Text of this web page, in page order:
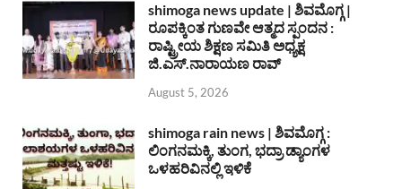
shimoga news update | ಶಿವಮೊಗ್ಗ |
ರೂಪಕ್ಕಿಂತ ಗುಣವೇ ಆತ್ಮದ ಸ್ಪಂದನ :
ರಾಷ್ಟ್ರೀಯ ಶಿಕ್ಷಣ ಸಮಿತಿ ಅಧ್ಯಕ್ಷ
ಜಿ.ಎಸ್.ನಾರಾಯಣ ರಾವ್
August 5, 2026
shimoga rain news | ಶಿವಮೊಗ್ಗ :
ಲಿಂಗನಮಕ್ಕಿ, ತುಂಗ, ಭದ್ರಾ ಡ್ಯಾಂಗಳ
ಒಳಹರಿವಿನಲ್ಲಿ ಇಳಿಕೆ